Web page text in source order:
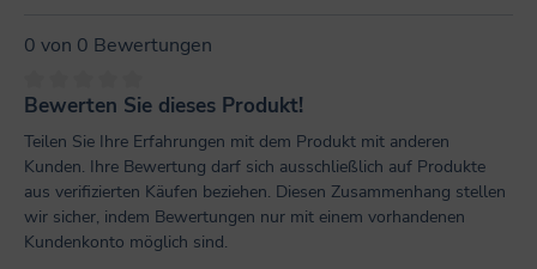
0 von 0 Bewertungen
Durchschnittliche Bewertung von 0 von 5 Sternen
Bewerten Sie dieses Produkt!
Teilen Sie Ihre Erfahrungen mit dem Produkt mit anderen
Kunden. Ihre Bewertung darf sich ausschließlich auf Produkte
aus verifizierten Käufen beziehen. Diesen Zusammenhang stellen
wir sicher, indem Bewertungen nur mit einem vorhandenen
Kundenkonto möglich sind.